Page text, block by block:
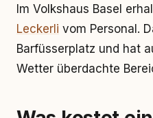
Im Volkshaus Basel
Leckerli vom Personal.
Barfüsserplatz und hat
Wetter überdachte